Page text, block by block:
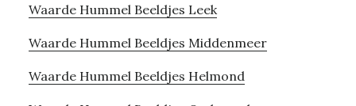
Waarde Hummel Beeldjes Leek
Waarde Hummel Beeldjes Middenmeer
Waarde Hummel Beeldjes Helmond